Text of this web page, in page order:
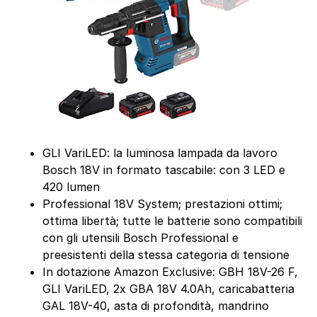
GLI VariLED: la luminosa lampada da lavoro
Bosch 18V in formato tascabile: con 3 LED e
420 lumen
Professional 18V System; prestazioni ottimi;
ottima libertà; tutte le batterie sono compatibili
con gli utensili Bosch Professional e
preesistenti della stessa categoria di tensione
In dotazione Amazon Exclusive: GBH 18V-26 F,
GLI VariLED, 2x GBA 18V 4.0Ah, caricabatteria
GAL 18V-40, asta di profondità, mandrino